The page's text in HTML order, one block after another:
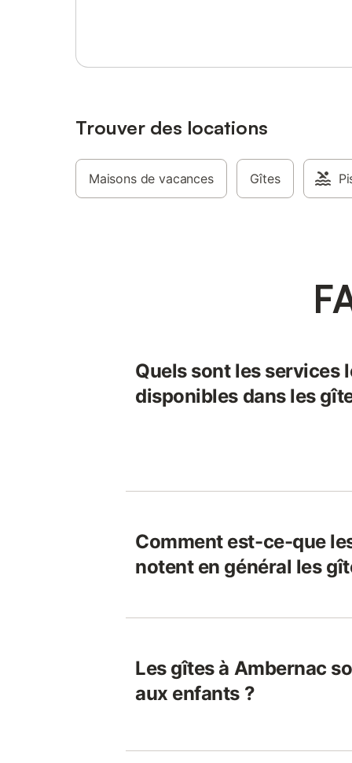
Trouver des locations
Maisons de vacances Gîtes
Quels sont les services
disponibles dans les
Comment est-ce-que
notent en général les
Les gîtes à Ambernac
aux enfants ?